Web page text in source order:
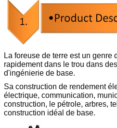
La foreuse de terre est un genre
rapidement dans le trou dans
d'ingénierie de base.
Sa construction de rendement
électrique, communication,
construction, le pétrole, arbres,
construction idéal de base.